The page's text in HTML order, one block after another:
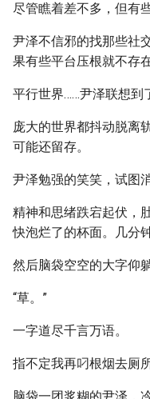
尽管瞧着差不多，但有
尹泽不信邪的找那些社
果有些平台压根就不存
平行世界……尹泽联想到
庞大的世界都抖动脱离
可能还留存。
尹泽勉强的笑笑，试图
精神和思绪跌宕起伏，
快泡烂了的杯面。几分
然后脑袋空空的大字仰
“草。”
一字道尽千言万语。
指不定我再叼根烟去厕